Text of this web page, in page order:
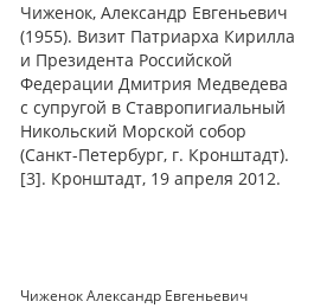
Чиженок, Александр Евгеньевич
(1955). Визит Патриарха Кирилла
и Президента Российской
Федерации Дмитрия Медведева
с супругой в Ставропигиальный
Никольский Морской собор
(Санкт-Петербург, г. Кронштадт).
[3]. Кронштадт, 19 апреля 2012.
Чиженок Александр Евгеньевич